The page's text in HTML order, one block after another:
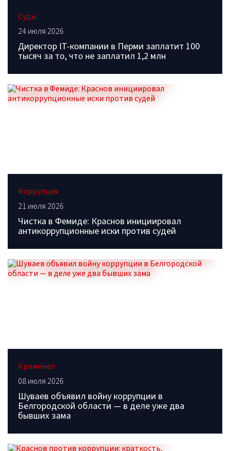
Суды
24 июля 2026
Директор IT-компании в Перми заплатит 100
тысяч за то, что не заплатил 1,2 млн
Коррупция
21 июля 2026
Чистка в Фемиде: Краснов инициировал
антикоррупционные иски против судей
Криминал
08 июля 2026
Шуваев объявил войну коррупции в
Белгородской области — в деле уже два
бывших зама